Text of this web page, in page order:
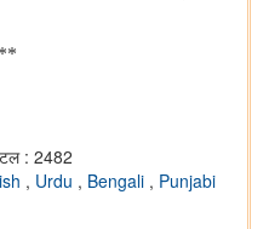
: 2482
, Urdu , Bengali , Punjabi